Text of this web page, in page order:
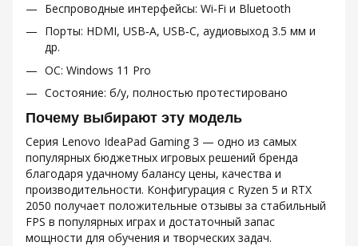
Беспроводные интерфейсы: Wi‑Fi и Bluetooth
Порты: HDMI, USB‑A, USB‑C, аудиовыход 3.5 мм и
др.
ОС: Windows 11 Pro
Состояние: б/у, полностью протестировано
Почему выбирают эту модель
Серия Lenovo IdeaPad Gaming 3 — одно из самых
популярных бюджетных игровых решений бренда
благодаря удачному балансу цены, качества и
производительности. Конфигурация с Ryzen 5 и RTX
2050 получает положительные отзывы за стабильный
FPS в популярных играх и достаточный запас
мощности для обучения и творческих задач.